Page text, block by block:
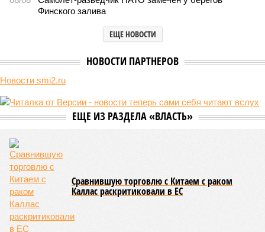
уже получают ключи – в мае 2026 года были получены
заключение о соответствии проектной документации и
разрешение на ввод жилищного комплекса в эксплуатацию –
совсем недалеко, в паре станций метро южнее, на Люблинской
улице, картина, можно сказать, прямо противоположная.
Сюжет:Недвижимость
ЖК «Светлый мир «Станция Л»: та же группа компаний-
банкрот Seven Suns Development, та же
схема достройки через Capital Group осенью 2024 года, но
за прошедшие два года результатов, по словам дольщиков,
практически не видно. По
порталов, первую очередь ЖК строители обещают сдать к
декабрю 2026 г., вторую – к марту 2028-го. Но никто при
этом из кураторов стройки не задается вопросом: как эти
сроки должны материализоваться? На строительной